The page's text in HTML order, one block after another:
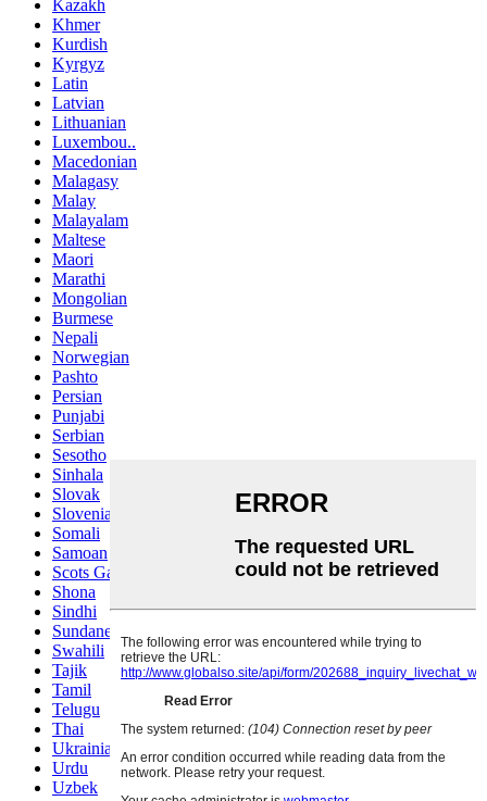
Kazakh
Khmer
Kurdish
Kyrgyz
Latin
Latvian
Lithuanian
Luxembou..
Macedonian
Malagasy
Malay
Malayalam
Maltese
Maori
Marathi
Mongolian
Burmese
Nepali
Norwegian
Pashto
Persian
Punjabi
Serbian
Sesotho
Sinhala
Slovak
Slovenian
Somali
Samoan
Scots Gaelic
Shona
Sindhi
Sundanese
Swahili
Tajik
Tamil
Telugu
Thai
Ukrainian
Urdu
Uzbek